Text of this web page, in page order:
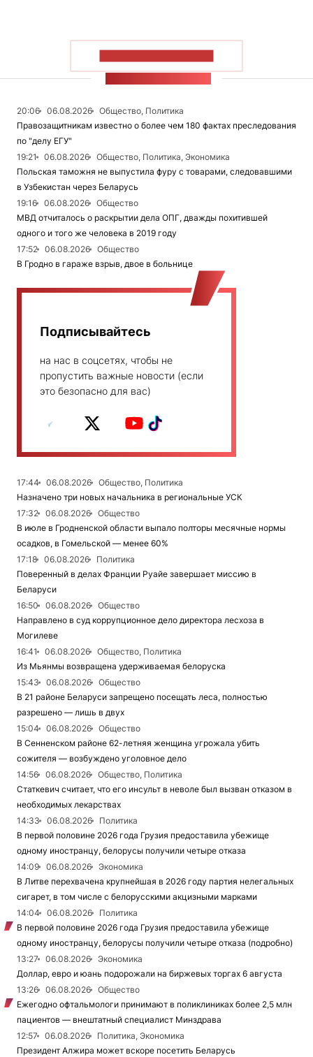
20:06 06.08.2026
Общество, Политика
Правозащитникам известно о более чем 180 фактах преследования
по "делу ЕГУ"
19:21
06.08.2026
Общество, Политика, Экономика
Польская таможня не выпустила фуру с товарами, следовавшими
в Узбекистан через Беларусь
19:16
06.08.2026
Общество
МВД отчиталось о раскрытии дела ОПГ, дважды похитившей
одного и того же человека в 2019 году
17:52
06.08.2026
Общество
В Гродно в гараже взрыв, двое в больнице
Подписывайтесь
на нас в соцсетях, чтобы не
пропустить важные новости (если
это безопасно для вас)
17:44 06.08.2026
Общество, Политика
Назначено три новых начальника в региональные УСК
17:32
06.08.2026
Общество
В июле в Гродненской области выпало полторы месячные нормы
осадков, в Гомельской — менее 60%
17:18
06.08.2026
Политика
Поверенный в делах Франции Руайе завершает миссию в
Беларуси
16:50
06.08.2026
Общество
Направлено в суд коррупционное дело директора лесхоза в
Могилеве
16:41
06.08.2026
Общество, Политика
Из Мьянмы возвращена удерживаемая белоруска
15:43
06.08.2026
Общество
В 21 районе Беларуси запрещено посещать леса, полностью
разрешено — лишь в двух
15:04
06.08.2026
Общество
В Сенненском районе 62-летняя женщина угрожала убить
сожителя — возбуждено уголовное дело
14:56
06.08.2026
Общество, Политика
Статкевич считает, что его инсульт в неволе был вызван отказом в
необходимых лекарствах
14:33
06.08.2026
Политика
В первой половине 2026 года Грузия предоставила убежище
одному иностранцу, белорусы получили четыре отказа
14:09
06.08.2026
Экономика
В Литве перехвачена крупнейшая в 2026 году партия нелегальных
сигарет, в том числе с белорусскими акцизными марками
14:04
06.08.2026
Политика
В первой половине 2026 года Грузия предоставила убежище
одному иностранцу, белорусы получили четыре отказа (подробно)
13:27
06.08.2026
Экономика
Доллар, евро и юань подорожали на биржевых торгах 6 августа
13:26
06.08.2026
Общество
Ежегодно офтальмологи принимают в поликлиниках более 2,5 млн
пациентов — внештатный специалист Минздрава
12:57
06.08.2026
Политика, Экономика
Президент Алжира может вскоре посетить Беларусь